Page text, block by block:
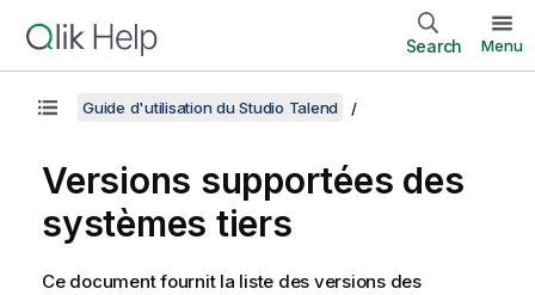
Search Menu
Guide d'utilisation du Studio Talend
Versions supportées des
systèmes tiers
Ce document fournit la liste des versions des